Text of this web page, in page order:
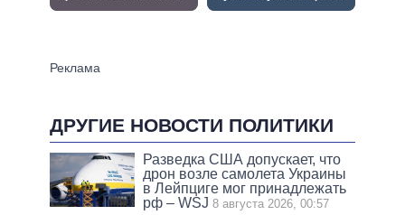
ДРУГИЕ НОВОСТИ ПОЛИТИКИ
Разведка США допускает, что
дрон возле самолета Украины
в Лейпциге мог принадлежать
рф – WSJ 8 августа 2026, 00:57